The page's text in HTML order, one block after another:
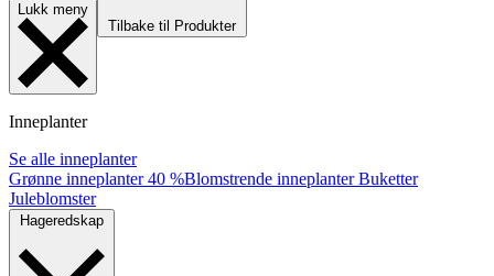
Lukk meny
Tilbake til Produkter
Inneplanter
Se alle inneplanter
Grønne inneplanter40 %Blomstrende inneplanterBuketter
Juleblomster